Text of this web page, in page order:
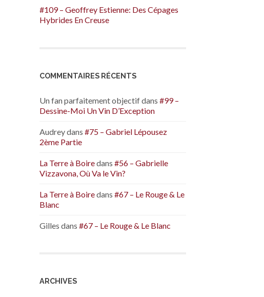
#109 – Geoffrey Estienne: Des Cépages
Hybrides En Creuse
COMMENTAIRES RÉCENTS
Un fan parfaitement objectifdans #99 –
Dessine-Moi Un Vin D’Exception
Audreydans #75 – Gabriel Lépousez
2ème Partie
La Terre à Boiredans #56 – Gabrielle
Vizzavona, Où Va le Vin?
La Terre à Boiredans #67 – Le Rouge & Le
Blanc
Gilles dans #67 – Le Rouge & Le Blanc
ARCHIVES